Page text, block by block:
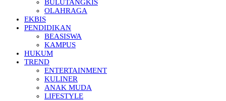
BULUTANGKIS
OLAHRAGA
EKBIS
PENDIDIKAN
BEASISWA
KAMPUS
HUKUM
TREND
ENTERTAINMENT
KULINER
ANAK MUDA
LIFESTYLE